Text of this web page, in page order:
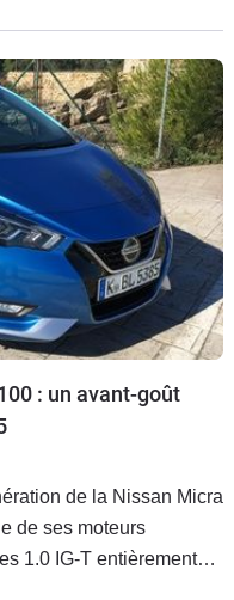
avant-première, le
: un avant-goût
de la Nissan Micra
de ses moteurs
1.0 IG-T entièrement